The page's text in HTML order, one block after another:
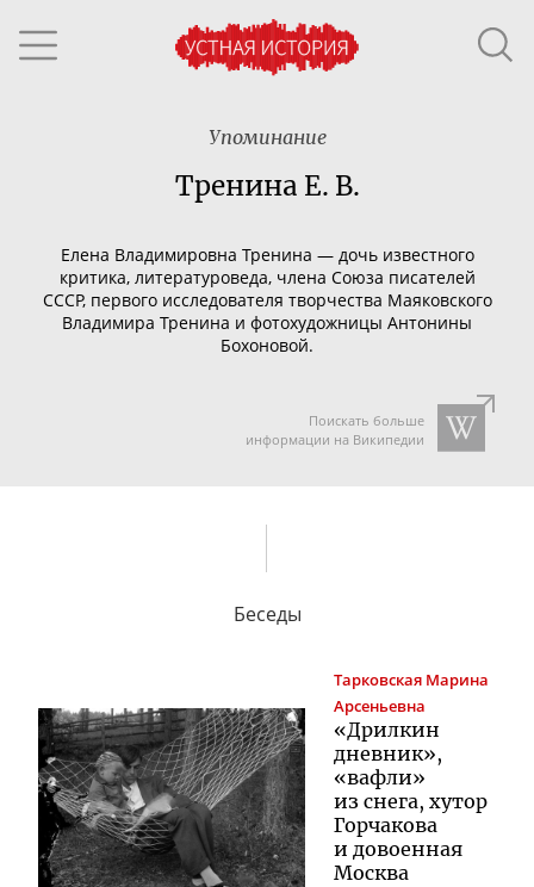
Упоминание
Тренина Е. В.
Елена Владимировна Тренина — дочь известного
критика, литературоведа, члена Союза писателей
СССР, первого исследователя творчества Маяковского
Владимира Тренина и фотохудожницы Антонины
Бохоновой.
Поискать больше
информации на Википедии
Беседы
Тарковская Марина
Арсеньевна
«Дрилкин
дневник»,
«вафли»
из снега, хутор
Горчакова
и довоенная
Москва